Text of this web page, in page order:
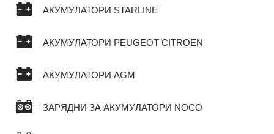
АКУМУЛАТОРИ STARLINE
АКУМУЛАТОРИ PEUGEOT CITROEN
АКУМУЛАТОРИ AGM
ЗАРЯДНИ ЗА АКУМУЛАТОРИ NOCO